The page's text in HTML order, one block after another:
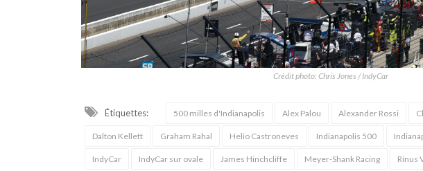
Crédit photo: Chris Jones / IndyCar
Étiquettes: 500 milles d'Indianapolis Alex Palou Alexander Rossi
Dalton Kellett Graham Rahal Helio Castroneves Indianapolis 500
IndyCar IndyCar sur ovale James Hinchcliffe Meyer-Shank Racing Rinus